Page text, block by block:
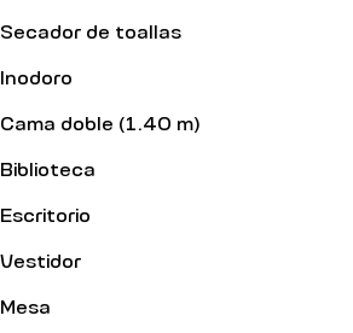
Secador de toallas
Inodoro
Cama doble (1.40 m)
Biblioteca
Escritorio
Vestidor
Mesa